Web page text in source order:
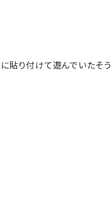
貼り付けて遊んでいたそう